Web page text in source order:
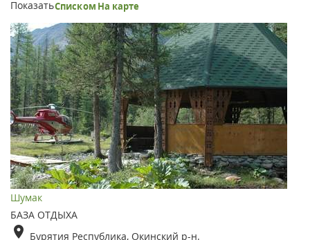
ПоказатьСписком На карте
Шумак
БАЗА ОТДЫХА
Бурятия Республика, Окинский р-н.